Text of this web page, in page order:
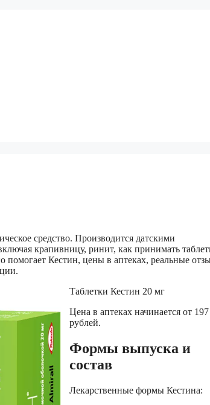
средство. Производится датскими
крапивницу, ринит, как принимать
помогает Кестин, цены в аптеках, реальные
Таблетки Кестин 20 мг
Цена в аптеках начинается от 197
рублей.
Формы выпуска и
состав
Лекарственные формы Кестина: